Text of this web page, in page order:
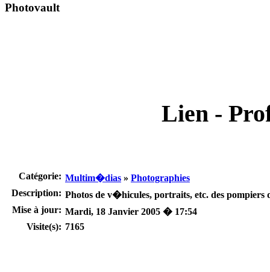
Photovault
Lien -
Catégorie: Multim�dias » Photographies
Description: Photos de v�hicules, portraits, etc. des pompiers
Mise à jour: Mardi, 18 Janvier 2005 � 17:54
Visite(s): 7165